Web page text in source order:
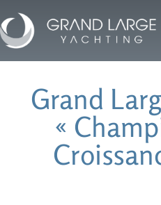
to
content
Grand
«